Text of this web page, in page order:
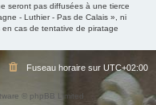
seront pas diffusées à une tierce
- Luthier - Pas de Calais », ni
cas de tentative de piratage
Fuseau horaire sur UTC+02:00
© phpBB Limited